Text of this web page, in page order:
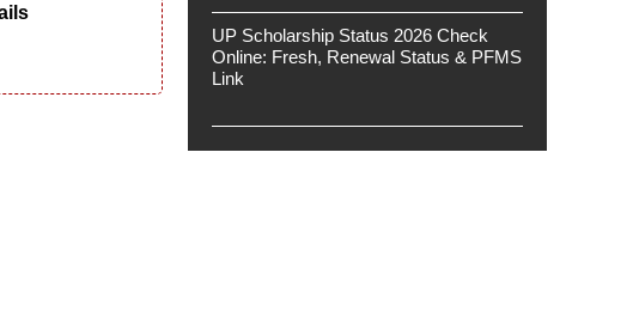
UP Scholarship Status 2026 Check
Online: Fresh, Renewal Status & PFMS
Link